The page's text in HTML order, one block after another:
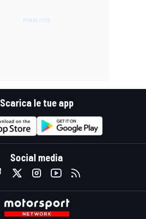
Scarica le tue app
Social media